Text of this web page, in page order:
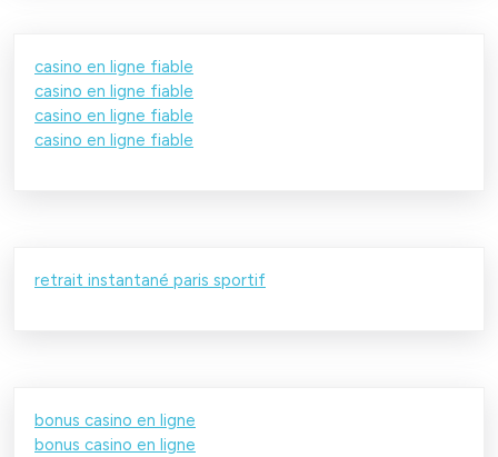
casino en ligne fiable
casino en ligne fiable
casino en ligne fiable
casino en ligne fiable
retrait instantané paris sportif
bonus casino en ligne
bonus casino en ligne